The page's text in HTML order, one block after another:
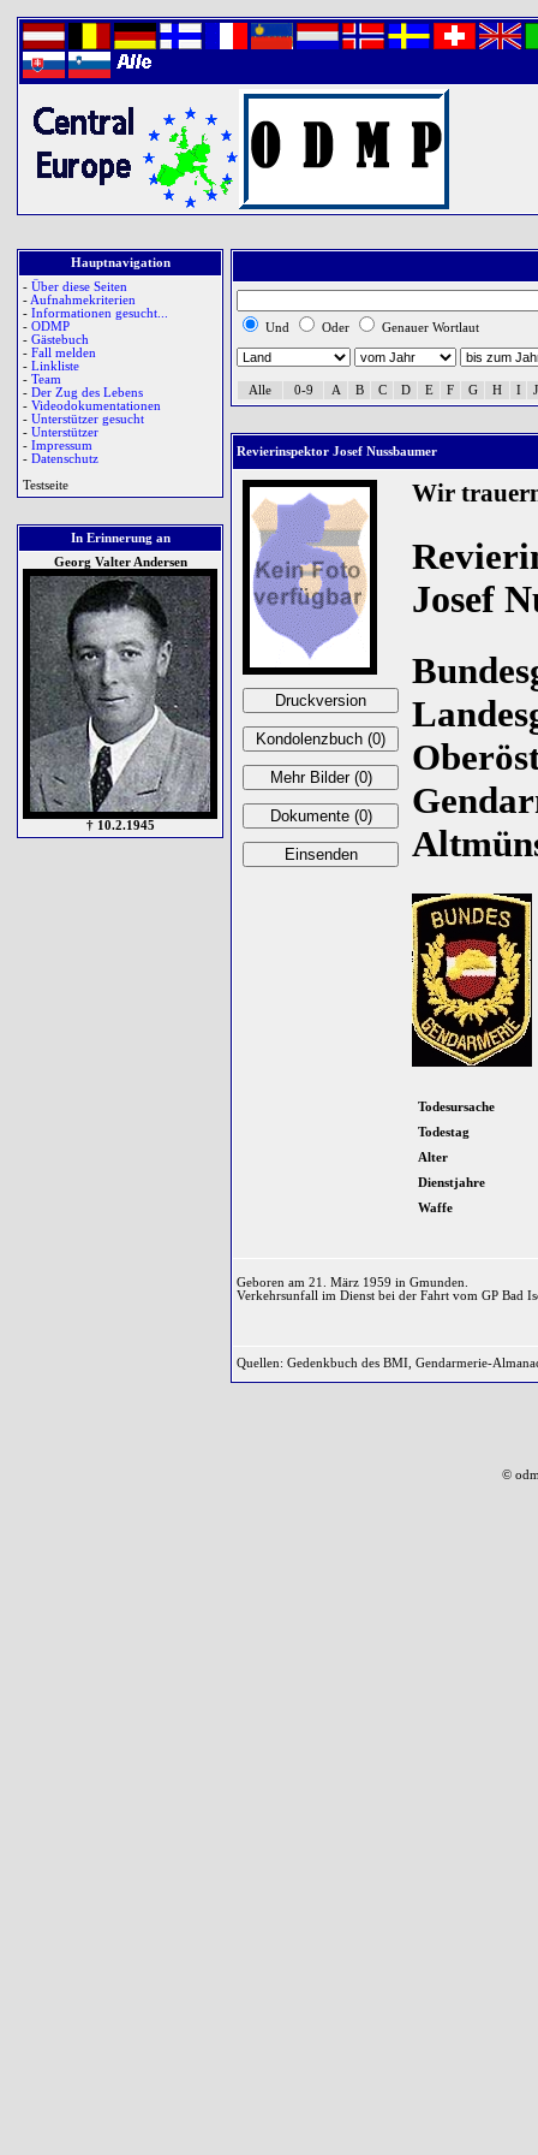
Hauptnavigation
- Über diese Seiten
- Aufnahmekriterien
- Informationen gesucht...
- ODMP
- Gästebuch
- Fall melden
- Linkliste
- Team
- Der Zug des Lebens
- Videodokumentationen
- Unterstützer gesucht
- Unterstützer
- Impressum
- Datenschutz
Testseite
In Erinnerung an
Georg Valter Andersen
† 10.2.1945
Und Oder Genauer Wortlaut
Alle 0-9 A B C D E F G H I J
Revierinspektor Josef Nussbaumer
Wir
Josef
Todesursache
Todestag
Alter
Dienstjahre
Waffe
Geboren am 21. März 1959 in Gmunden.
Verkehrsunfall im Dienst bei der Fahrt vom GP Bad
Quellen: Gedenkbuch des BMI, Gendarmerie-
©